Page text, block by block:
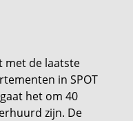
met de laatste
in SPOT
het om 40
zijn. De